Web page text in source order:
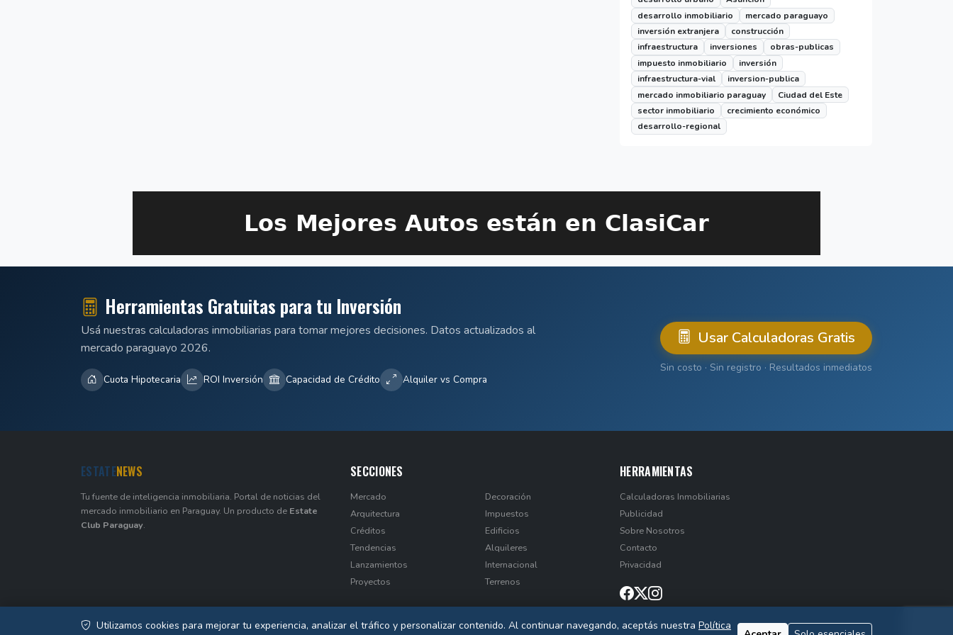
desarrollo inmobiliario
mercado paraguayo
inversión extranjera
construcción
infraestructura
inversiones
obras-publicas
impuesto inmobiliario
inversión
infraestructura-vial
inversion-publica
mercado inmobiliario paraguay
Ciudad del Este
sector inmobiliario
crecimiento económico
desarrollo-regional
Herramientas Gratuitas para tu Inversión
Usá nuestras calculadoras inmobiliarias para tomar mejores decisiones. Datos actualizados al
mercado paraguayo 2026.
Cuota Hipotecaria ROI Inversión Capacidad de Crédito Alquiler vs Compra
Usar Calculadoras Gratis
Sin costo · Sin registro · Resultados inmediatos
ESTATENEWS
Tu fuente de inteligencia inmobiliaria. Portal de noticias del
mercado inmobiliario en Paraguay. Un producto de Estate
Club Paraguay.
SECCIONES
Mercado
Arquitectura
Créditos
Tendencias
Lanzamientos
Proyectos
Decoración
Impuestos
Edificios
Alquileres
Internacional
Terrenos
HERRAMIENTAS
Calculadoras Inmobiliarias
Publicidad
Sobre Nosotros
Contacto
Privacidad
Utilizamos cookies para mejorar tu experiencia, analizar el tráfico y personalizar contenido. Al continuar navegando, aceptás nuestra Política